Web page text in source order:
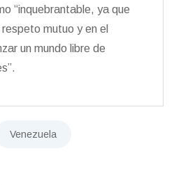
“inquebrantable, ya que
mutuo y en el
un mundo libre de
Venezuela